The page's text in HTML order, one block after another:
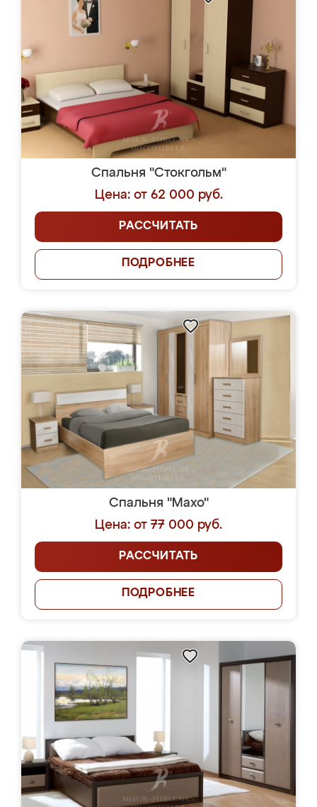
Спальня "Стокгольм"
Цена: от 62 000 руб.
РАССЧИТАТЬ
ПОДРОБНЕЕ
Спальня "Махо"
Цена: от 77 000 руб.
РАССЧИТАТЬ
ПОДРОБНЕЕ